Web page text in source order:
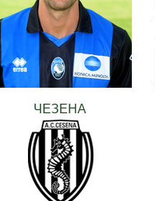
ЧЕЗЕНА